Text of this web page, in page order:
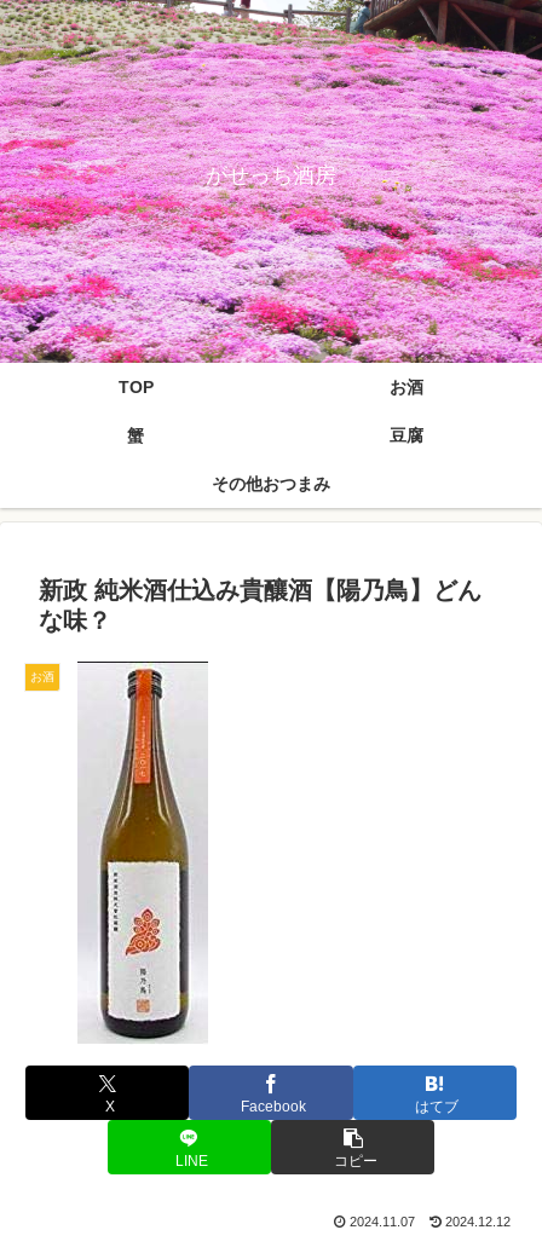
がせっち酒房
TOP お酒
蟹 豆腐
その他おつまみ
新政 純米酒仕込み貴釀酒【陽乃鳥】どん
な味？
お酒
X Facebook はてブ
LINE コピー
2024.11.07 2024.12.12